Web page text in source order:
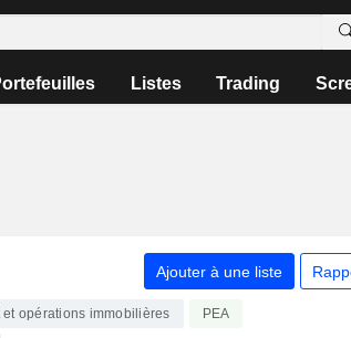
Listes Trading
Ajouter à une liste
et opérations immobilières PEA